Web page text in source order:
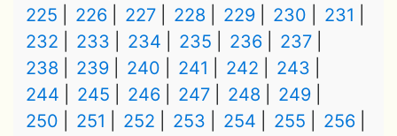
225
226 227 228 229 230
231
232
233 234 235 236
237
238
239 240 241 242
243
244
245 246 247 248
249
250
251 252 253 254 255
256